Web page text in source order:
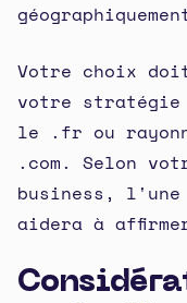
Votre choix
votre stratégie
le .fr ou
.com. Selon
business,
aidera à